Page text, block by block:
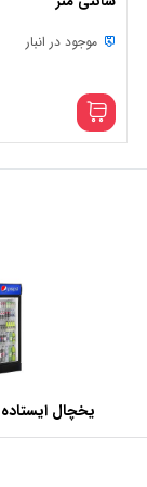
موجود در انبار
یخچال
عرض 60 سانتی متر